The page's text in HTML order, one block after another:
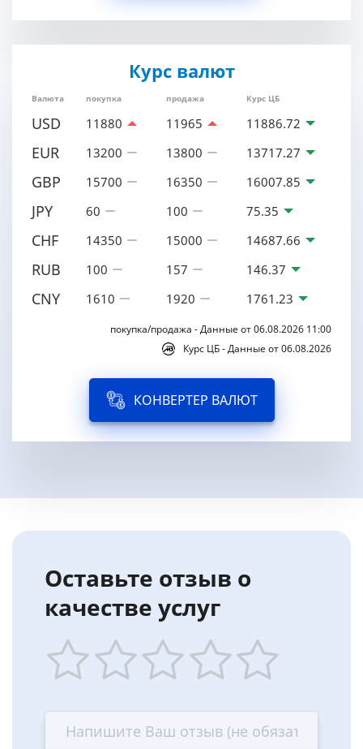
Курс валют
Валюта покупка продажа Курс ЦБ
USD 11880 11965 11886.72
EUR 13200 13800 13717.27
GBP 15700 16350 16007.85
JPY 60 100 75.35
CHF 14350 15000 14687.66
RUB 100 157 146.37
CNY 1610 1920 1761.23
покупка/продажа - Данные от 06.08.2026 11:00
Курс ЦБ - Данные от 06.08.2026
КОНВЕРТЕР ВАЛЮТ
Оставьте отзыв о
качестве услуг
star
stars
—
stars
—
stars
—
stars
—